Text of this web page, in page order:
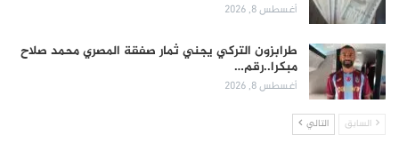
أغسطس 8, 2026
طرابزون التركي يجني ثمار صفقة المصري محمد صلاح
مبكرا..رقم…
أغسطس 8, 2026
السابق التالي